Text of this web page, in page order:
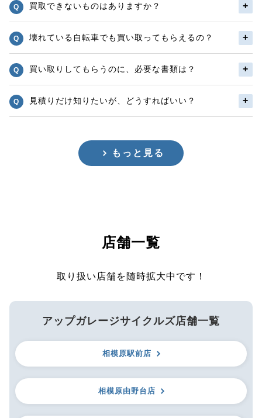
買取できないものはありますか？
壊れている自転車でも買い取ってもらえるの？
買い取りしてもらうのに、必要な書類は？
見積りだけ知りたいが、どうすればいい？
もっと見る
店舗一覧
取り扱い店舗を随時拡大中です！
アップガレージサイクルズ店舗一覧
相模原駅前店
相模原由野台店